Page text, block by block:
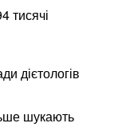
тисячі
дієтологів
шукають